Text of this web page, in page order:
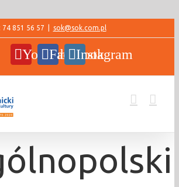
74 851 56 57 sok@sok.com.pl
YouTubeFacebookInstagram